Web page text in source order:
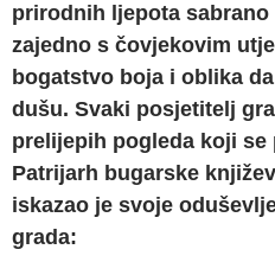
prirodnih ljepota
zajedno s čovjekovim
bogatstvo boja i oblika
dušu. Svaki posjetitelj
prelijepih pogleda koji
Patrijarh bugarske
iskazao je svoje
grada: